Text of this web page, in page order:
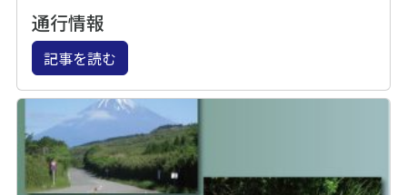
通行情報
記事を読む